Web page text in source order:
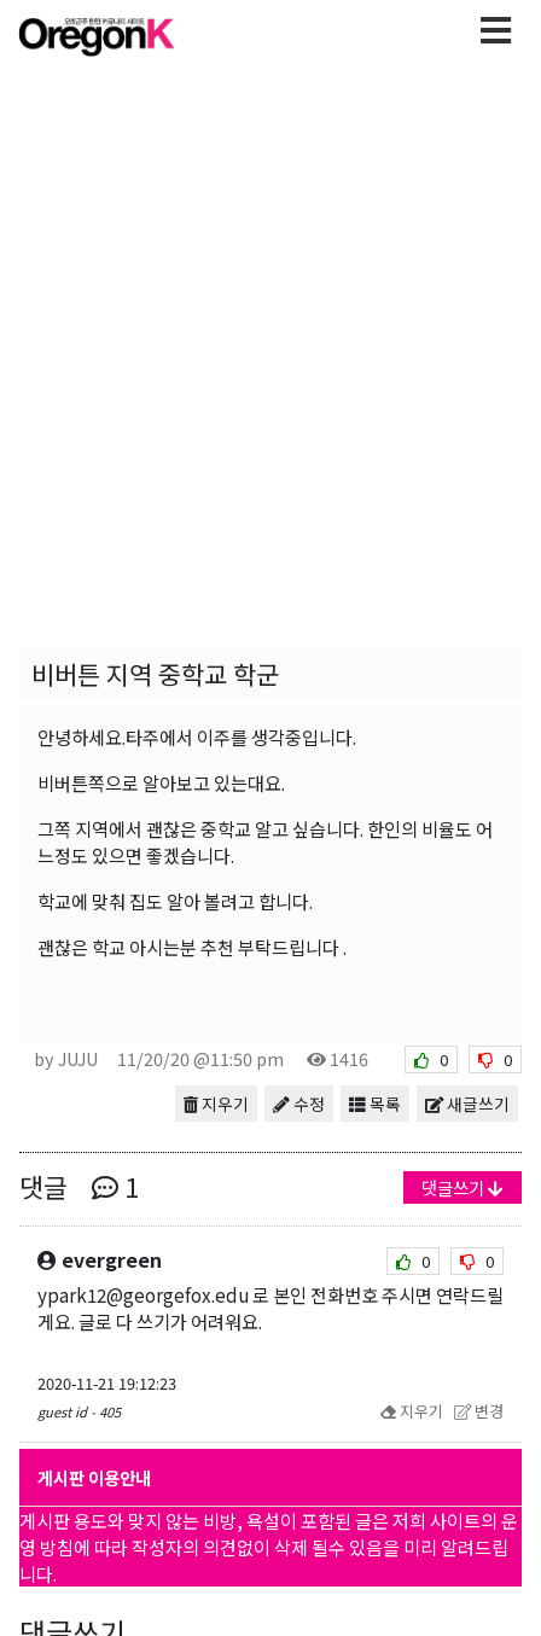
비버튼 지역 중학교 학군
안녕하세요.타주에서 이주를 생각중입니다.
비버튼쪽으로 알아보고 있는대요.
그쪽 지역에서 괜찮은 중학교 알고 싶습니다. 한인의 비율도 어
느정도 있으면 좋겠습니다.
학교에 맞춰 집도 알아 볼려고 합니다.
괜찮은 학교 아시는분 추천 부탁드립니다 .
by JUJU 11/20/20 @11:50 pm 1416 0 0
새글쓰기
목록
수정
지우기
댓글 1 댓글쓰기
evergreen 0 0
ypark12@georgefox.edu 로 본인 전화번호 주시면 연락드릴
게요. 글로 다 쓰기가 어려워요.
2020-11-21 19:12:23
guest id - 405 지우기 변경
게시판 이용안내
게시판 용도와 맞지 않는 비방, 욕설이 포함된 글은 저희 사이트의 운
영 방침에 따라 작성자의 의견없이 삭제 될수 있음을 미리 알려드립
니다.